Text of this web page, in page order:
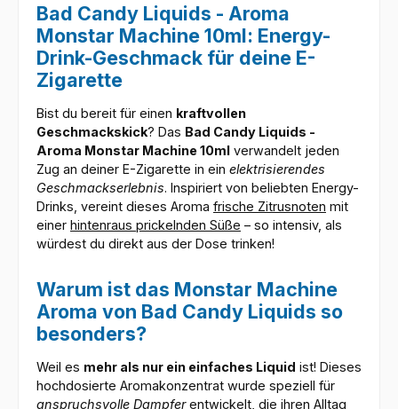
Bad Candy Liquids - Aroma
Monstar Machine 10ml: Energy-
Drink-Geschmack für deine E-
Zigarette
Bist du bereit für einen kraftvollen
Geschmackskick? Das Bad Candy Liquids -
Aroma Monstar Machine 10ml verwandelt jeden
Zug an deiner E-Zigarette in ein elektrisierendes
Geschmackserlebnis. Inspiriert von beliebten Energy-
Drinks, vereint dieses Aroma frische Zitrusnoten mit
einer hintenraus prickelnden Süße – so intensiv, als
würdest du direkt aus der Dose trinken!
Warum ist das Monstar Machine
Aroma von Bad Candy Liquids so
besonders?
Weil es mehr als nur ein einfaches Liquid ist! Dieses
hochdosierte Aromakonzentrat wurde speziell für
anspruchsvolle Dampferentwickelt, die ihren Alltag